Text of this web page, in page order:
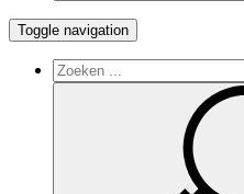
Toggle navigation